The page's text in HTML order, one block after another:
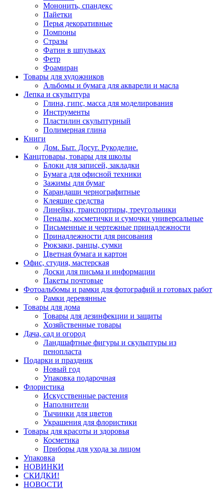
Мононить, спандекс
Пайетки
Перья декоративные
Помпоны
Стразы
Фатин в шпульках
Фетр
Фоамиран
Товары для художников
Альбомы и бумага для акварели и масла
Лепка и скульптура
Глина, гипс, масса для моделирования
Инструменты
Пластилин скульптурный
Полимерная глина
Книги
Дом. Быт. Досуг. Рукоделие.
Канцтовары, товары для школы
Блоки для записей, закладки
Бумага для офисной техники
Зажимы для бумаг
Карандаши чернографитные
Клеящие средства
Линейки, транспортиры, треугольники
Пеналы, косметички и сумочки универсальные
Письменные и чертежные принадлежности
Принадлежности для рисования
Рюкзаки, ранцы, сумки
Цветная бумага и картон
Офис, студия, мастерская
Доски для письма и информации
Пакеты почтовые
Фотоальбомы и рамки для фотографий и готовых работ
Рамки деревянные
Товары для дома
Товары для дезинфекции и защиты
Хозяйственные товары
Дача, сад и огород
Ландшафтные фигуры и скульптуры из
пенопласта
Подарки и праздник
Новый год
Упаковка подарочная
Флористика
Искусственные растения
Наполнители
Тычинки для цветов
Украшения для флористики
Товары для красоты и здоровья
Косметика
Приборы для ухода за лицом
Упаковка
НОВИНКИ
СКИДКИ!
НОВОСТИ